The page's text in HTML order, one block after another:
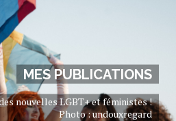
MES PUBLICATIONS
nouvelles LGBT+ et féministes !
Photo : undouxregard